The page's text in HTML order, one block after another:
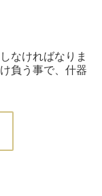
なければなりま
負う事で、什器